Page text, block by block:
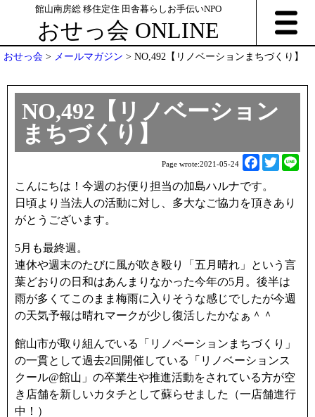
館山南房総 移住定住 田舎暮らしお手伝いNPO
おせっ会 ONLINE
おせっ会 > メールマガジン > NO,492【リノベーションまちづくり】
NO,492【リノベーション
まちづくり】
Page wrote:2021-05-24
F
c
o
k
T
t
r
こんにちは！今週のお便り担当の加島ハルナです。
日頃より当法人の活動に対し、多大なご協力を頂きあり
がとうございます。
5月も最終週。
連休や週末のたびに風が吹き殴り「五月晴れ」という言
葉どおりの日和はあんまりなかった今年の5月。後半は
雨が多くてこのまま梅雨に入りそうな感じでしたが今週
の天気予報は晴れマークが少し復活したかなぁ＾＾
館山市が取り組んでいる「リノベーションまちづくり」
の一貫として過去2回開催している「リノベーションス
クール@館山」の卒業生や推進活動をされている方が空
き店舗を新しいカタチとして蘇らせました（一店舗進行
中！）